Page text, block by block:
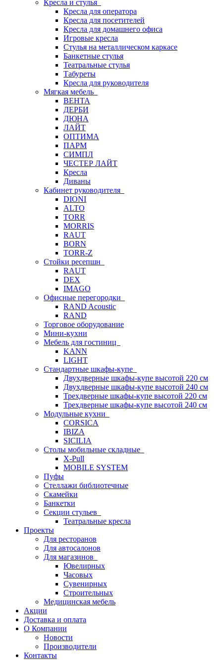
Кресла и стулья
Кресла для оператора
Кресла для посетителей
Кресла для домашнего офиса
Игровые кресла
Стулья на металлическом каркасе
Банкетные стулья
Театральные стулья
Табуреты
Кресла для руководителя
Мягкая мебель
ВЕНТА
ДЕРБИ
ДЮНА
ЛАЙТ
ОПТИМА
ПАРМ
СИМПЛ
ЧЕСТЕР ЛАЙТ
Кресла
Диваны
Кабинет руководителя
DIONI
ALTO
TORR
MORRIS
RAUT
BORN
TORR-Z
Стойки ресепшн
RAUT
DEX
IMAGO
Офисные перегородки
RAND Acoustic
RAND
Торговое оборудование
Мини-кухни
Мебель для гостиниц
KANN
LIGHT
Стандартные шкафы-купе
Двухдверные шкафы-купе высотой 220 см
Двухдверные шкафы-купе высотой 240 см
Трехдверные шкафы-купе высотой 220 см
Трехдверные шкафы-купе высотой 240 см
Модульные кухни
CORSICA
IBIZA
SICILIA
Столы мобильные складные
X-Pull
MOBILE SYSTEM
Пуфы
Стеллажи библиотечные
Скамейки
Банкетки
Секции стульев
Театральные кресла
Проекты
Для ресторанов
Для автосалонов
Для магазинов
Ювелирных
Часовых
Сувенирных
Строительных
Медицинская мебель
Акции
Доставка и оплата
О Компании
Новости
Производители
Контакты